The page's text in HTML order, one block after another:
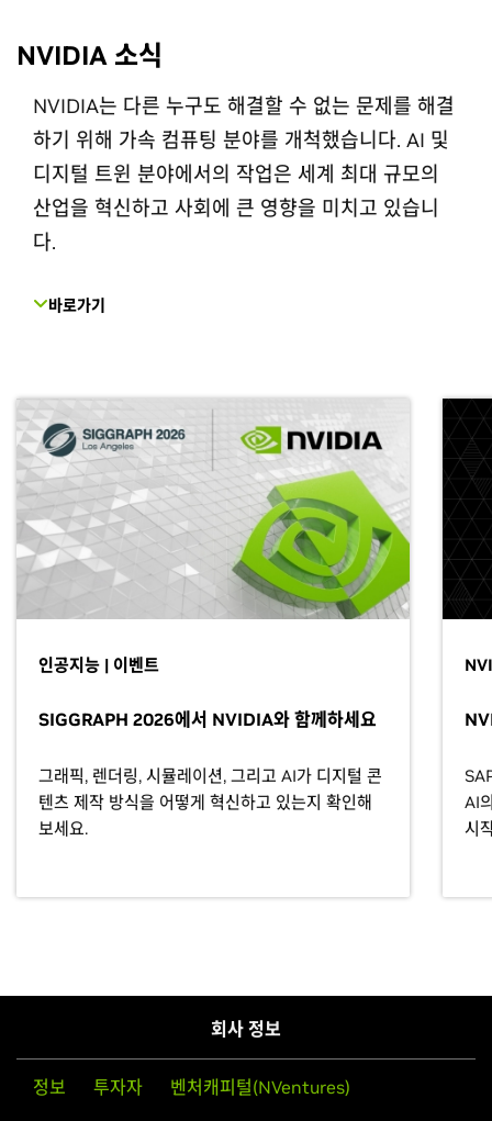
NVIDIA 소식
NVIDIA는 다른 누구도 해결할 수 없는 문제를 해결
하기 위해 가속 컴퓨팅 분야를 개척했습니다. AI 및
디지털 트윈 분야에서의 작업은 세계 최대 규모의
산업을 혁신하고 사회에 큰 영향을 미치고 있습니
다.
바로가기
인공지능 | 이벤트
SIGGRAPH 2026에서 NVIDIA와 함께하세요
그래픽, 렌더링, 시뮬레이션, 그리고 AI가 디지털 콘
텐츠 제작 방식을 어떻게 혁신하고 있는지 확인해
보세요.
AI
시
회사 정보
정보 투자자 벤처캐피털(NVentures)